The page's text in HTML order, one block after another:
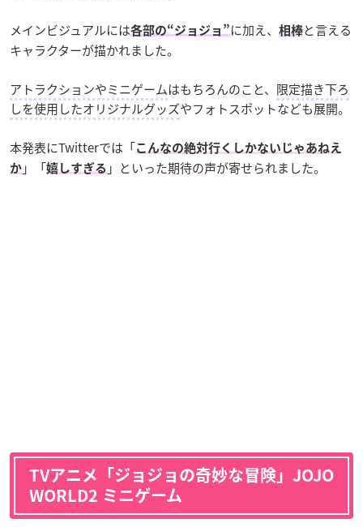
メインビジュアルには各部の“ジョジョ” に加え、 相棒と言える
キャラクターが描かれました。
アトラクションやミニゲームはもちろんのこと、 限定描き下ろ
しを使用したオリジナルグッズやフォトスポットなども展開。
本発表にTwitterでは「こんなの絶対行くしかないじゃあねえ
か 」「嬉しすぎる 」といった期待の声が寄せられました。
TVアニメ「ジョジョの奇妙な冒険」 JOJO
WORLD2 ミニゲーム